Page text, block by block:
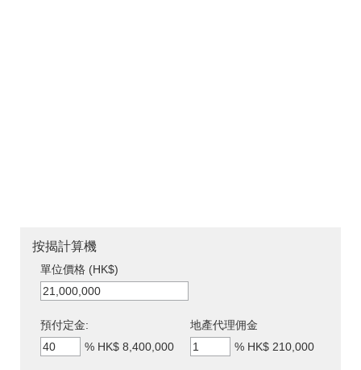
按揭計算機
單位價格 (HK$)
預付定金:
% HK$ 8,400,000
地產代理佣金
% HK$ 210,000